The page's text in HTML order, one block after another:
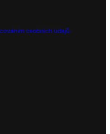
osobních údajů.